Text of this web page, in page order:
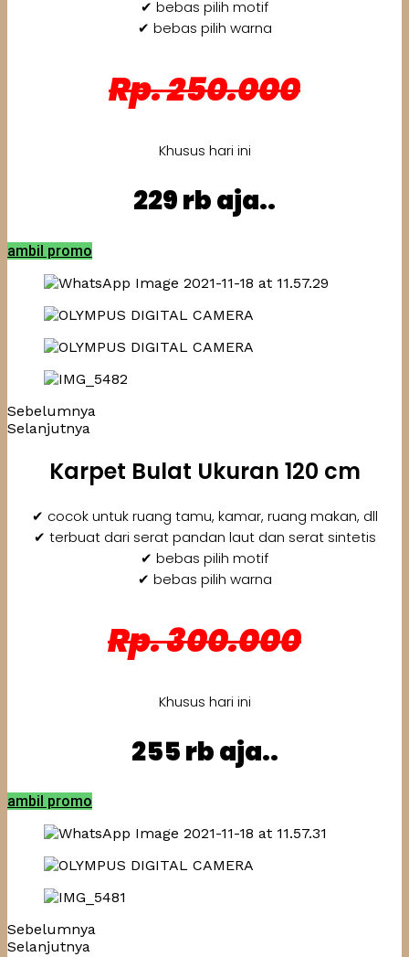
✔ bebas pilih motif
✔ bebas pilih warna
Rp. 250.000
Khusus hari ini
229 rb aja..
ambil promo
Sebelumnya
Selanjutnya
Karpet Bulat Ukuran 120 cm
✔ cocok untuk ruang tamu, kamar, ruang makan, dll
✔ terbuat dari serat pandan laut dan serat sintetis
✔ bebas pilih motif
✔ bebas pilih warna
Rp. 300.000
Khusus hari ini
255 rb aja..
ambil promo
Sebelumnya
Selanjutnya